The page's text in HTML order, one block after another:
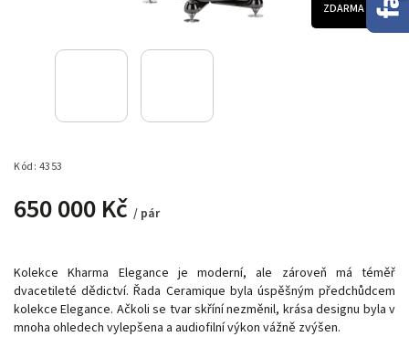
ZDARMA
Kód: 4353
650 000 Kč / pár
Kolekce Kharma Elegance je moderní, ale zároveň má téměř
dvacetileté dědictví. Řada Ceramique byla úspěšným předchůdcem
kolekce Elegance. Ačkoli se tvar skříní nezměnil, krása designu byla v
mnoha ohledech vylepšena a audiofilní výkon vážně zvýšen.